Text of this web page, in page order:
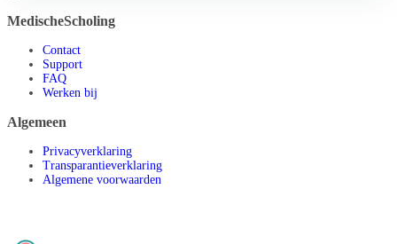
MedischeScholing
Contact
Support
FAQ
Werken bij
Algemeen
Privacyverklaring
Transparantieverklaring
Algemene voorwaarden